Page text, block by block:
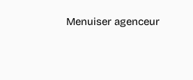
Menuiser agenceur